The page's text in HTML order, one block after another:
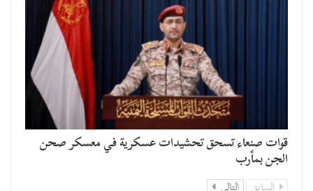
قوات صنعاء تسحق تحشيدات عسكرية في معسكر صحن
الجن بمأرب